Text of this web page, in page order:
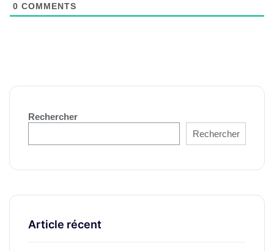
0 COMMENTS
Rechercher
Rechercher
Article récent